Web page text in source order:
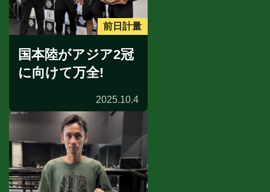
前日計量
国本陸がアジア2冠
に向けて万全!
2025.10.4